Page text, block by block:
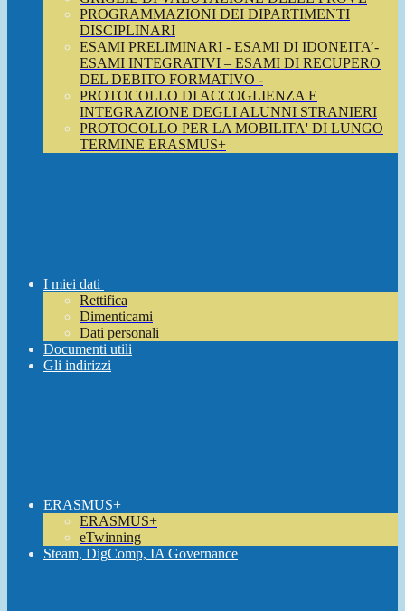
PROGRAMMAZIONI DEI DIPARTIMENTI
DISCIPLINARI
ESAMI PRELIMINARI - ESAMI DI IDONEITA’-
ESAMI INTEGRATIVI – ESAMI DI RECUPERO
DEL DEBITO FORMATIVO -
PROTOCOLLO DI ACCOGLIENZA E
INTEGRAZIONE DEGLI ALUNNI STRANIERI
PROTOCOLLO PER LA MOBILITA' DI LUNGO
TERMINE ERASMUS+
I miei dati
Rettifica
Dimenticami
Dati personali
Documenti utili
Gli indirizzi
ERASMUS+
ERASMUS+
eTwinning
Steam, DigComp, IA Governance